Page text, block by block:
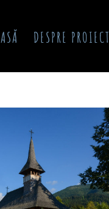
DESPRE PROIECT